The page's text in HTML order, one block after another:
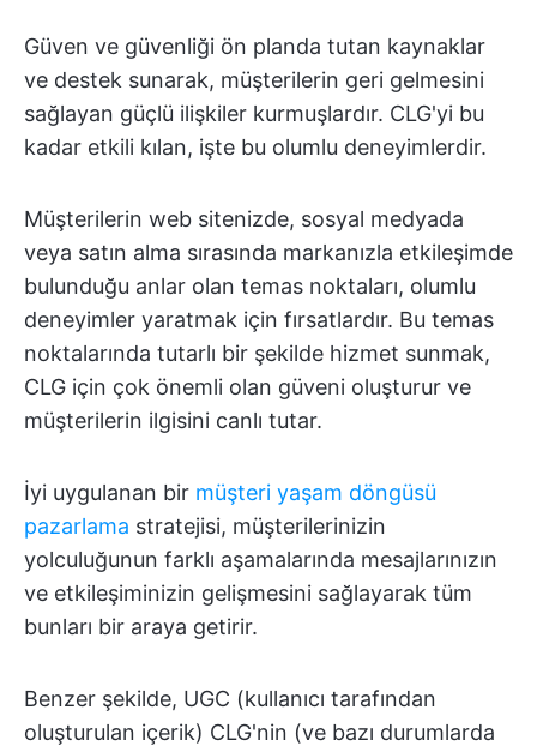
Güven ve güvenliği ön planda tutan kaynaklar
ve destek sunarak, müşterilerin geri gelmesini
sağlayan güçlü ilişkiler kurmuşlardır. CLG'yi bu
kadar etkili kılan, işte bu olumlu deneyimlerdir.
Müşterilerin web sitenizde, sosyal medyada
veya satın alma sırasında markanızla etkileşimde
bulunduğu anlar olan temas noktaları, olumlu
deneyimler yaratmak için fırsatlardır. Bu temas
noktalarında tutarlı bir şekilde hizmet sunmak,
CLG için çok önemli olan güveni oluşturur ve
müşterilerin ilgisini canlı tutar.
İyi uygulanan bir müşteri yaşam döngüsü
pazarlama stratejisi, müşterilerinizin
yolculuğunun farklı aşamalarında mesajlarınızın
ve etkileşiminizin gelişmesini sağlayarak tüm
bunları bir araya getirir.
Benzer şekilde, UGC (kullanıcı tarafından
oluşturulan içerik) CLG'nin (ve bazı durumlarda